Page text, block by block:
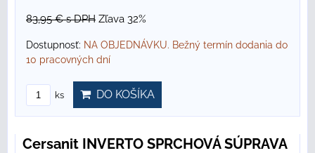
83,95 €s DPH Zľava 32%
Dostupnosť: NA OBJEDNÁVKU. Bežný termín dodania do
10 pracovných dní
ks DO KOŠÍKA
Cersanit INVERTO SPRCHOVÁ SÚPRAVA